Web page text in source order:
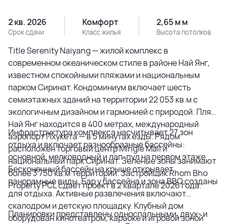
2 кв. 2026
Срок сдачи
Комфорт
Класс жилья
2,65 м м
Высота потолков
Title Serenity Naiyang — жилой комплекс в
современном океаническом стиле в районе Най Янг,
известном спокойными пляжами и национальным
парком Сиринат. Кондоминиум включает шесть
семиэтажных зданий на территории 22 053 кв.м с
экологичным дизайном и гармонией с природой. Пляж
Най Янг находится в 400 метрах, международный
аэропорт Пхукета — в 5 минутах езды. Рядом
расположен торговый центр Mingle Mall и
национальный парк Сиринат. Зеленые зоны занимают
более 3 750 кв.м территории. Застройщик Rhom Bho
Property PCL сдает проект в 2 квартале 2026 года.
Инфраструктура комплекса насчитывает 27 зон
отдыха и включает разнообразные бассейны:
основной, мелководный и лап-пул на первом этаже.
Бесконечный бассейн на крыше открывает
панорамные виды. Бар у бассейна и зона BBQ созданы
для отдыха. Активные развлечения включают
скалодром и детскую площадку. Клубный дом
оборудован кинотеатром, караоке и игровой зоной
Планировки представлены односпальными, двух- и